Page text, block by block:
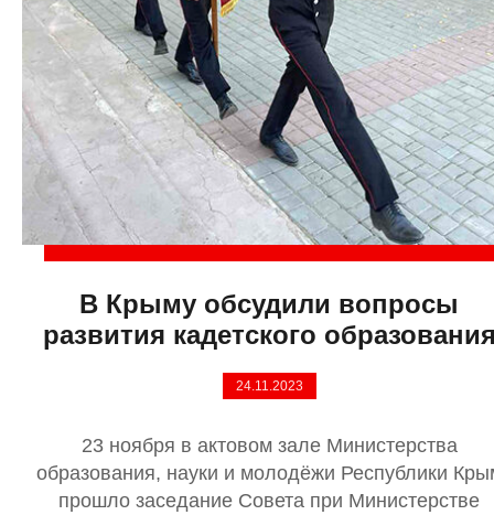
В Крыму обсудили вопросы
развития кадетского
24.11.2023
23 ноября в актовом зале Министерства
образования, науки и молодёжи Республики
прошло заседание Совета при Министерстве